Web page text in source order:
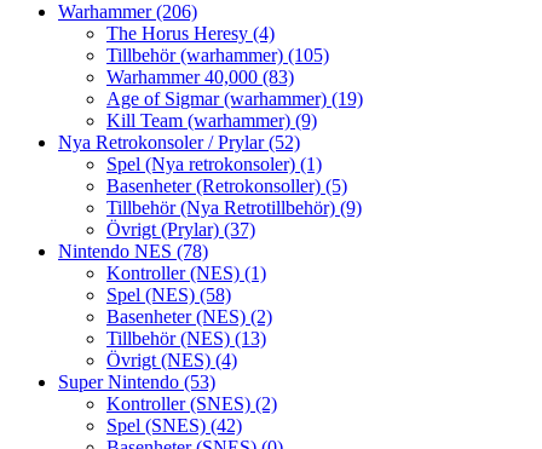
Warhammer(206)
The Horus Heresy (4)
Tillbehör (warhammer) (105)
Warhammer 40,000 (83)
Age of Sigmar (warhammer) (19)
Kill Team (warhammer) (9)
Nya Retrokonsoler / Prylar(52)
Spel (Nya retrokonsoler) (1)
Basenheter (Retrokonsoller) (5)
Tillbehör (Nya Retrotillbehör) (9)
Övrigt (Prylar) (37)
Nintendo NES (78)
Kontroller (NES) (1)
Spel (NES) (58)
Basenheter (NES) (2)
Tillbehör (NES) (13)
Övrigt (NES) (4)
Super Nintendo (53)
Kontroller (SNES) (2)
Spel (SNES) (42)